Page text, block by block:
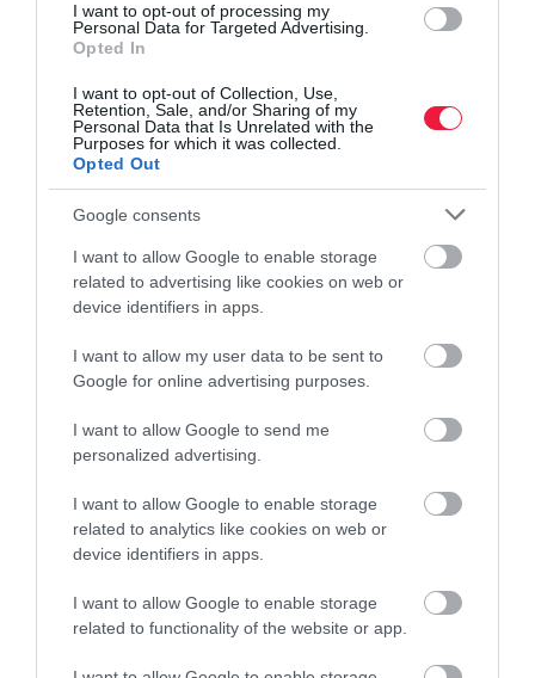
I want to opt-out of processing my
Personal Data for Targeted Advertising.
Opted In
I want to opt-out of Collection, Use,
Retention, Sale, and/or Sharing of my
Personal Data that Is Unrelated with the
Purposes for which it was collected.
Opted Out
Google consents
I want to allow Google to enable storage
related to advertising like cookies on web or
device identifiers in apps.
I want to allow my user data to be sent to
Google for online advertising purposes.
I want to allow Google to send me
personalized advertising.
I want to allow Google to enable storage
related to analytics like cookies on web or
device identifiers in apps.
I want to allow Google to enable storage
related to functionality of the website or app.
megfelelő időgazdálkodás és természetesen az a támogatás,
amelyet a háttérből a család, a barátaim és a munkatársaim
​Foglalkozik-e reménybeli női vezetők
mentorálásával?
Mentorálással vállalaton belül és kívül egyaránt foglalkozom. Az
ügyvezetői minőségben történő mentorálással az a célom, hogy a
potenciális, de az üzleti életben kezdő szakemberek szakmai
tudásának és vezetői kompetenciáinak fejlesztéséhez
hozzájárulhassak. A mentorálási program keretein belül törekszem
személyes tapasztalatokat, szakmai ismereteket megosztani. Évek
veszek női vezetői kampányokban, amelyek legfőbb célja, hogy
felhívják a figyelmet a női vezetők fontos szerepére, példát
generáció számára.
​Mit tanácsolna azoknak a nőknek, akik
vállalatvezetővé szeretnének válni?
A legfontosabb, hogy egy női vezető találja meg a belső